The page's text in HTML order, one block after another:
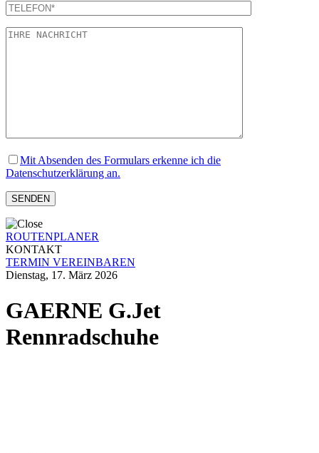
Mit Absenden des Formulars erkenne ich die
Datenschutzerklärung an.
ROUTENPLANER
KONTAKT
TERMIN VEREINBAREN
Dienstag, 17. März 2026
GAERNE G.Jet
Rennradschuhe